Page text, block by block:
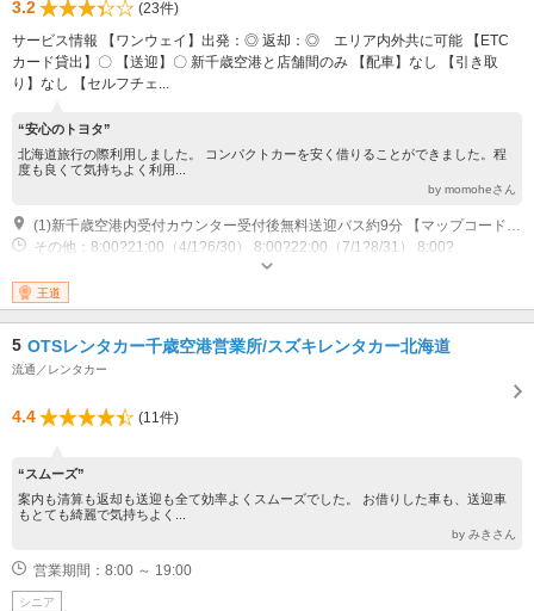
3.2
(23件)
サービス情報 【ワンウェイ】出発：◎ 返却：◎ エリア内外共に可能 【ETC
カード貸出】〇 【送迎】〇 新千歳空港と店舗間のみ 【配車】なし 【引き取
り】なし 【セルフチェ...
“安心のトヨタ”
北海道旅行の際利用しました。 コンパクトカーを安く借りることができました。程
度も良くて気持ちよく利用...
by momoheさん
(1)新千歳空港内受付カウンター受付後無料送迎バス約9分 【マップコード】113774684*64
その他：8:00?21:00（4/1?6/30） 8:00?22:00（7/1?8/31） 8:00?
21:00（9/1?10/31） 8:00?20:00（11/1?3/31） 休業日：なし
王道
5 OTSレンタカー千歳空港営業所/スズキレンタカー北海道
流通／レンタカー
4.4 (11件)
“スムーズ”
案内も清算も返却も送迎も全て効率よくスムーズでした。 お借りした車も、送迎車
もとても綺麗で気持ちよく...
by みきさん
営業期間：8:00 ～ 19:00
シニア